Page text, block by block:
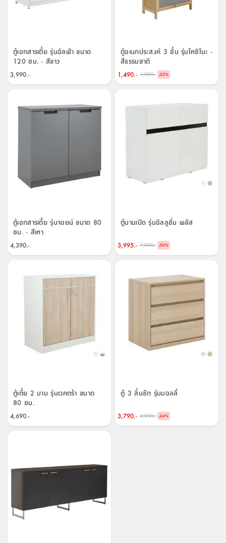
ตู้เอกสารเตี้ย รุ่นอัลฟ่า ขนาด
120 ซม. - สีขาว
3,990.-
ตู้อเนกประสงค์ 3 ชั้น รุ่นโทชิโนะ -
สีธรรมชาติ
1,490.- 1,990.- -25%
ตู้เอกสารเตี้ย รุ่นจอยน์ ขนาด 80
ซม. - สีเทา
4,390.-
ตู้บานเปิด รุ่นอิลลูชั่น พลัส
3,995.- 7,990.- -50%
ตู้เตี้ย 2 บาน รุ่นเวคตร้า ขนาด
80 ซม.
4,690.-
ตู้ 3 ลิ้นชัก รุ่นมอลลี่
3,790.- 4,990.- -24%